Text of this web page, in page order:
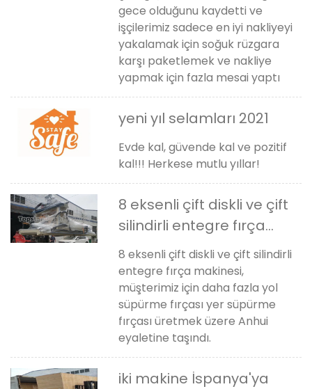
gece olduğunu kaydetti ve
işçilerimiz sadece en iyi nakliyeyi
yakalamak için soğuk rüzgara
karşı paketlemek ve nakliye
yapmak için fazla mesai yaptı
yeni yıl selamları 2021
Evde kal, güvende kal ve pozitif
kal!!! Herkese mutlu yıllar!
8 eksenli çift diskli ve çift
silindirli entegre fırça
makinesi anhui çin'e
taşındı
8 eksenli çift diskli ve çift silindirli
entegre fırça makinesi,
müşterimiz için daha fazla yol
süpürme fırçası yer süpürme
fırçası üretmek üzere Anhui
eyaletine taşındı.
iki makine İspanya'ya